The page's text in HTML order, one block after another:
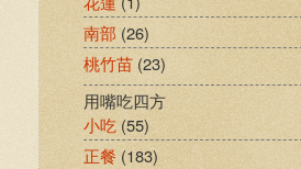
南部 (26)
桃竹苗 (23)
用嘴吃四方
小吃 (55)
正餐 (183)